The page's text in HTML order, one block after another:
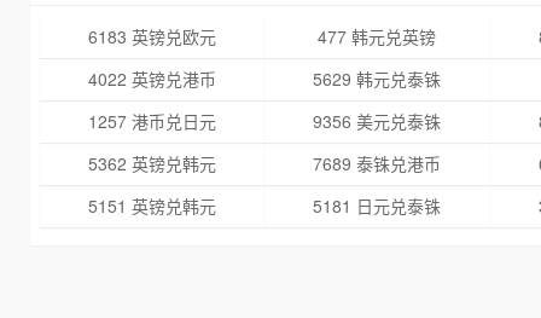
6183 英镑兑欧元 477 韩元兑英镑
4022 英镑兑港币
5629 韩元兑泰铢
1257 港币兑日元
9356 美元兑泰铢
5362 英镑兑韩元
7689 泰铢兑港币
5151 英镑兑韩元
5181 日元兑泰铢